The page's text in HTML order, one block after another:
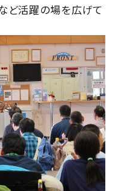
ど活躍の場を広げて